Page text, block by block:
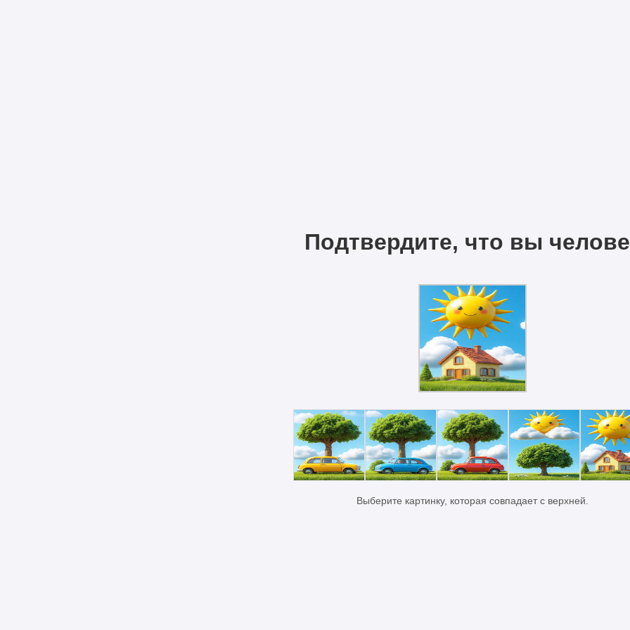
Подтвердите, что вы
Выберите картинку, которая совпадает с верхней.